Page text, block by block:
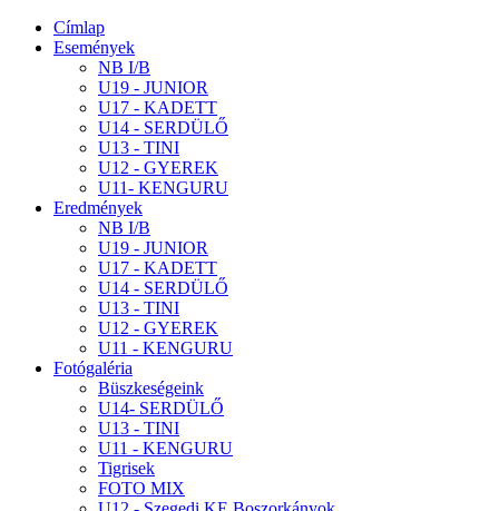
Címlap
Események
NB I/B
U19 - JUNIOR
U17 - KADETT
U14 - SERDÜLŐ
U13 - TINI
U12 - GYEREK
U11- KENGURU
Eredmények
NB I/B
U19 - JUNIOR
U17 - KADETT
U14 - SERDÜLŐ
U13 - TINI
U12 - GYEREK
U11 - KENGURU
Fotógaléria
Büszkeségeink
U14- SERDÜLŐ
U13 - TINI
U11 - KENGURU
Tigrisek
FOTO MIX